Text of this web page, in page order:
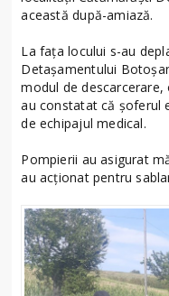
această după-amiază.
La fața locului s-au
Detașamentului
modul de descarcerare,
au constatat că șoferul
de echipajul medical.
Pompierii au asigurat
au acționat pentru